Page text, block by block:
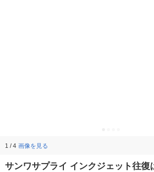
1 / 4 画像を見る
サンワサプライ インクジェット往復